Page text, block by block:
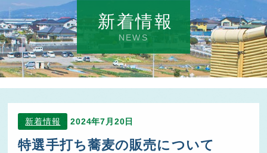
新着情報
NEWS
新着情報 2024年7月20日
特選手打ち蕎麦の販売について